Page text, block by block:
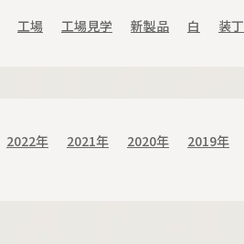
工場 工場見学 新製品 白 装丁
2022年 2021年 2020年 2019年